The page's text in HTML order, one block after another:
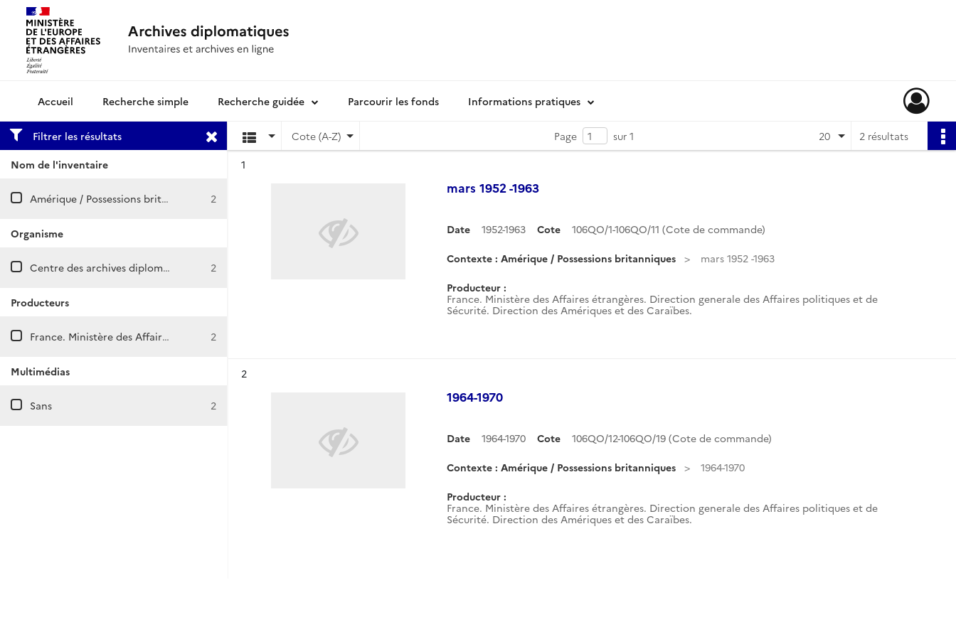
Archives diplomatiquesRecherche simple Recherche guidée Parcourir les fonds Informations pratiques
Filtrer les résultats
Nom de l'inventaire
Amérique / Possessions britanniques 2
Organisme
Centre des archives diplomatiques de La Courneuve 2
Producteurs
France. Ministère des Affaires étrangères. Direction generale des Affaires politiques et de Sécurité. Direction des Amériques et des Caraïbes. 2
Multimédias
Sans 2
Cote (A-Z) Page sur 1 2 résultats
20
1
mars 1952 -1963
Date 1952-1963 Cote 106QO/1-106QO/11 (Cote de commande)
Contexte : Amérique / Possessions britanniques mars 1952 -1963
Producteur :
France. Ministère des Affaires étrangères. Direction generale des Affaires politiques et de
Sécurité. Direction des Amériques et des Caraïbes.
2
1964-1970
Date 1964-1970 Cote 106QO/12-106QO/19 (Cote de commande)
Contexte : Amérique / Possessions britanniques 1964-1970
Producteur :
France. Ministère des Affaires étrangères. Direction generale des Affaires politiques et de
Sécurité. Direction des Amériques et des Caraïbes.